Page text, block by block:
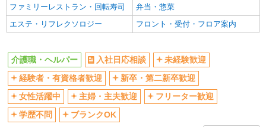
バイク通勤OK
自転車通勤OK
残業少なめ（月20h未満）
交通費支給
退職金・財形貯蓄制度あり
各種手当（家族・役職・インセン
ティブなど）あり
制服貸与
研修制度あり
資格取得支援制度あり
同じ職種から求人を探す
ファミリーレストラン・回転寿司
弁当・惣菜
エステ・リフレクソロジー
フロント・受付・フロア案内
介護職・ヘルパー 入社日応相談
未経験歓迎
経験者・有資格者歓迎
新卒・第二新卒歓迎
女性活躍中
主婦・主夫歓迎
フリーター歓迎
学歴不問
ブランクOK